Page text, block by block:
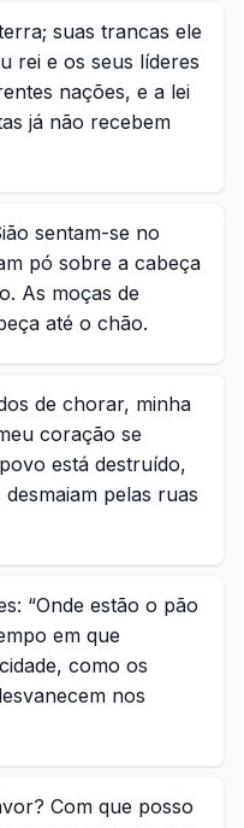
suas trancas ele
rei e os seus líderes
nações, e a lei
já não recebem
sentam-se no
pó sobre a cabeça
As moças de
até o chão.
de chorar, minha
coração se
está destruído,
pelas ruas
“Onde estão o pão
em que
como os
nos
Com que posso